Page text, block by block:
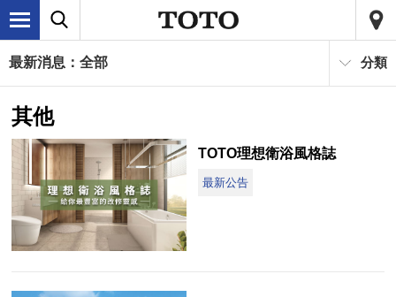
最新消息：全部 分類
其他
TOTO理想衛浴風格誌
最新公告